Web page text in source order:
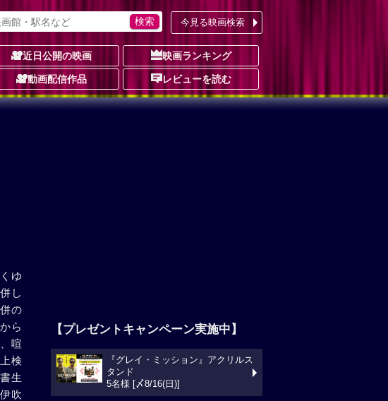
今見る映画検索
近日公開の映画 映画ランキング
動画配信作品 レビューを読む
ゆ
し
の
ら
喧
検
生
吹
【プレゼントキャンペーン実施中】
『グレイ・ミッション』アクリルス
タンド
5名様 [〆8/16(日)]